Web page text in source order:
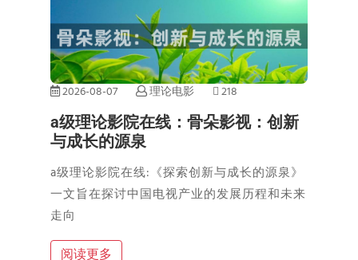
2026-08-07 理论电影 218
a级理论影院在线：骨朵影视：创新
与成长的源泉
a级理论影院在线:《探索创新与成长的源泉》
一文旨在探讨中国电视产业的发展历程和未来
走向
阅读更多